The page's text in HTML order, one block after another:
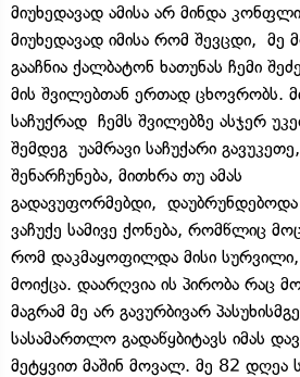
მიუხედავად ამისა არ მინდა
მიუხედავად იმისა რომ შევცდი, მე
გააჩნია ქალბატონ ხათუნას ჩემი
მის შვილებთან ერთად ცხოვრობს.
საჩუქრად ჩემს შვილებზე ასჯერ
შემდეგ უამრავი საჩუქარი
შენარჩუნება, მითხრა თუ ამას
გადავუფორმებდი, დაუბრუნდებოდა
ვაჩუქე სამივე ქონება, რომწლიც
რომ დაკმაყოფილდა მისი სურვილი,
მოიქცა. დაარღვია ის პირობა რაც
მაგრამ მე არ გავურბივარ
სასამართლო გადაწყბიტავს იმას
მეტყვით მაშინ მოვალ. მე 82 დღეა